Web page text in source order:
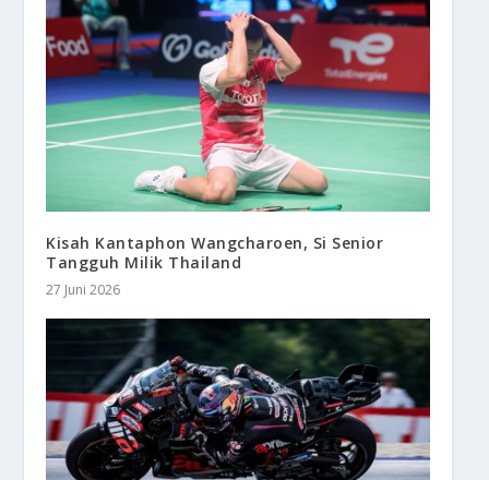
Kisah Kantaphon Wangcharoen, Si Senior
Tangguh Milik Thailand
27 Juni 2026